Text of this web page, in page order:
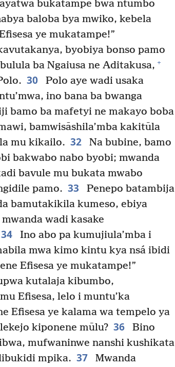
bukatampe bwa ntumbo
baloba bya mwiko, kebela
ye mukatampe!”
byobiya bonso pamo
ba Ngaiusa ne Aditakusa, +
30
Polo aye wadi usaka
ino bana ba bwanga
bamo ba mafetyi ne makayo boba
bamwisāshila’mba kakitūla
mu kikailo. 32
Na bubine, bamo
bakwabo nabo byobi; mwanda
bavule mu bukata mwabo
pamo. 33
Penepo batambija
bamutakikila kumeso, ebiya
wadi kasake
34
Ino abo pa kumujiula’mba i
mwa kimo kintu kya nsá ibidi
Efisesa ye mukatampe!”
kutalaja kibumbo,
Efisesa, lelo i muntu’ka
Efisesa ye kalama wa tempelo ya
kiponene mūlu? 36
Bino
mufwaninwe nanshi kushikata
mpika. 37
Mwanda